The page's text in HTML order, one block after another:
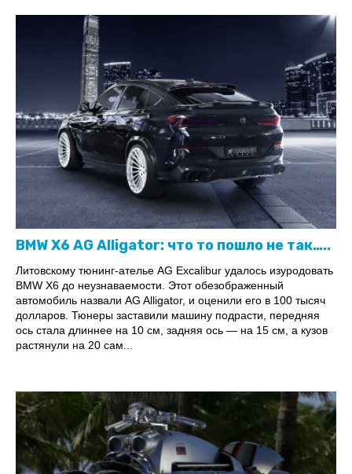
BMW X6 AG Alligator: что то пошло не так…..
Литовскому тюнинг-ателье AG Excalibur удалось изуродовать
BMW X6 до неузнаваемости. Этот обезображенный
автомобиль назвали AG Alligator, и оценили его в 100 тысяч
долларов. Тюнеры заставили машину подрасти, передняя
ось стала длиннее на 10 см, задняя ось — на 15 см, а кузов
растянули на 20 сам...